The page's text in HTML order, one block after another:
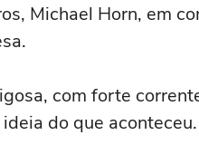
Michael Horn, em
com forte
do que aconteceu.